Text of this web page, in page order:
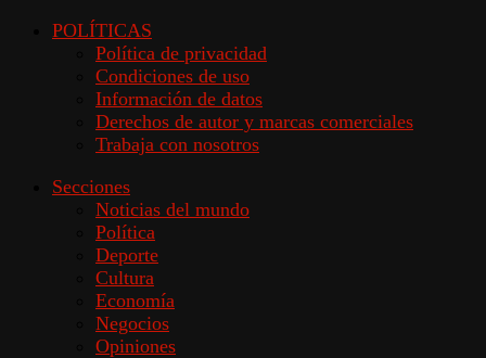
POLÍTICAS
Política de privacidad
Condiciones de uso
Información de datos
Derechos de autor y marcas comerciales
Trabaja con nosotros
Secciones
Noticias del mundo
Política
Deporte
Cultura
Economía
Negocios
Opiniones